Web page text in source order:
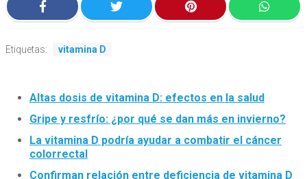
Etiquetas: vitamina D
Altas dosis de vitamina D: efectos en la salud
Gripe y resfrío: ¿por qué se dan más en invierno?
La vitamina D podría ayudar a combatir el cáncer
colorrectal
Confirman relación entre deficiencia de vitamina D